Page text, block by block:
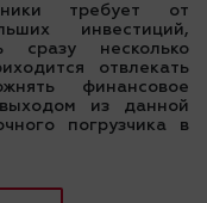
требует от
инвестиций,
сразу несколько
отвлекать
финансовое
из данной
погрузчика в